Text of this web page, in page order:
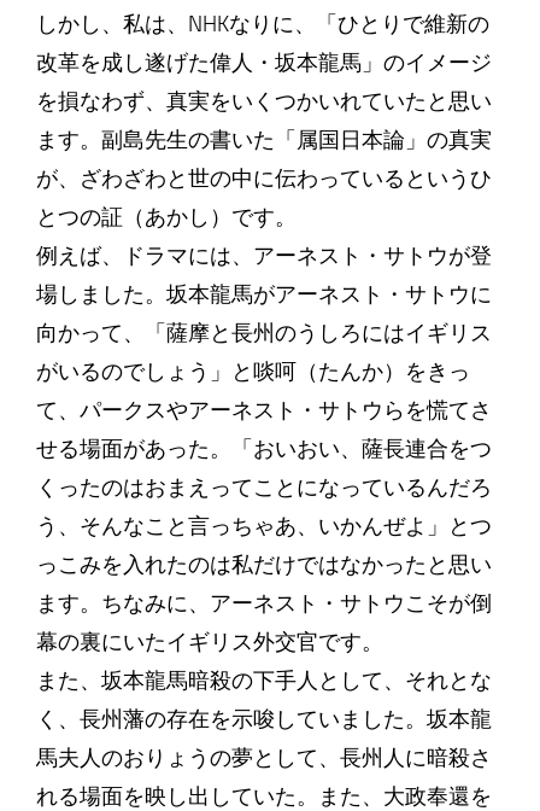
しかし、私は、NHKなりに、「ひとりで維新の
改革を成し遂げた偉人・坂本龍馬」のイメージ
を損なわず、真実をいくつかいれていたと思い
ます。副島先生の書いた「属国日本論」の真実
が、ざわざわと世の中に伝わっているというひ
とつの証（あかし）です。
例えば、ドラマには、アーネスト・サトウが登
場しました。坂本龍馬がアーネスト・サトウに
向かって、「薩摩と長州のうしろにはイギリス
がいるのでしょう」と啖呵（たんか）をきっ
て、パークスやアーネスト・サトウらを慌てさ
せる場面があった。「おいおい、薩長連合をつ
くったのはおまえってことになっているんだろ
う、そんなこと言っちゃあ、いかんぜよ」とつ
っこみを入れたのは私だけではなかったと思い
ます。ちなみに、アーネスト・サトウこそが倒
幕の裏にいたイギリス外交官です。
また、坂本龍馬暗殺の下手人として、それとな
く、長州藩の存在を示唆していました。坂本龍
馬夫人のおりょうの夢として、長州人に暗殺さ
れる場面を映し出していた。また、大政奉還を